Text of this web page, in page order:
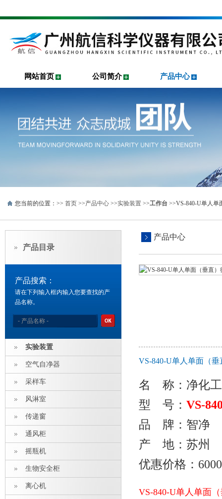
网站首页 公司简介 产品中心
您当前的位置：>> 首页 >>产品中心 >>实验装置 >>工作台 >>VS-840-U单人单
产品目录
产品搜索：
请在下列输入框内输入您要查找的产
品名称。
实验装置
空气自净器
采样车
风淋室
传递窗
通风柜
摇瓶机
生物安全柜
离心机
产品中心
VS-840-U单人单面（
名 称 ： 净化
型 号： VS-
品 牌：智净
产 地：苏州
优惠价格：
VS-840-U单人单面